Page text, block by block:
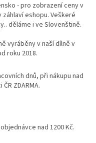
- pro zobrazení ceny v
záhlaví eshopu. Veškeré
děláme i ve Slovenštině.
vyráběny v naší dílně v
roku 2018.
dnů, při nákupu nad
ZDARMA.
nad 1200 Kč.